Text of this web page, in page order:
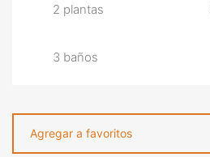
2 plantas
3 baños
Agregar a favoritos